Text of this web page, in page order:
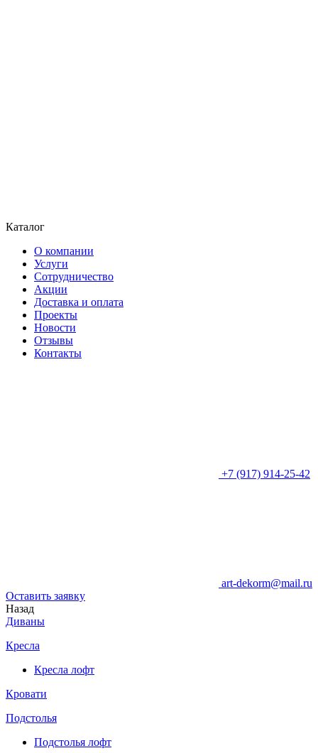
Каталог
О компании
Услуги
Сотрудничество
Акции
Доставка и оплата
Проекты
Новости
Отзывы
Контакты
+7 (917) 914-25-42
art-dekorm@mail.ru
Оставить заявку
Назад
Диваны
Кресла
Кресла лофт
Кровати
Подстолья
Подстолья лофт